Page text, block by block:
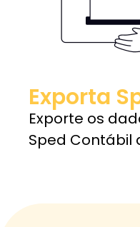
Exporta
Exporte os
Sped Contábil